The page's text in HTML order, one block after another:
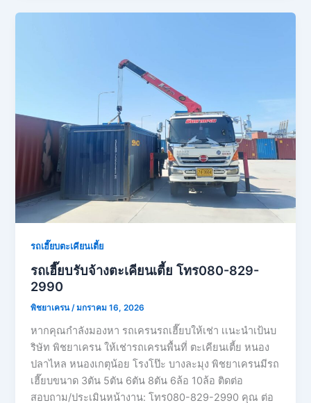
รถเฮี๊ยบตะเคียนเตี้ย
รถเฮี๊ยบรับจ้างตะเคียนเตี้ย โทร080-829-
2990
พิชยาเครน/มกราคม 16, 2026
หากคุณกำลังมองหา รถเครนรถเฮี๊ยบให้เช่า เเนะนำเป้นบ
ริษัท พิชยาเครน ให้เช่ารถเครนพื้นที่ ตะเคียนเตี้ย หนอง
ปลาไหล หนองเกตุน้อย โรงโป๊ะ บางละมุง พิชยาเครนมีรถ
เฮี๊ยบขนาด 3ตัน 5ตัน 6ตัน 8ตัน 6ล้อ 10ล้อ ติดต่อ
สอบถาม/ประเมินหน้างาน: โทร080-829-2990 คุณ ต่อ